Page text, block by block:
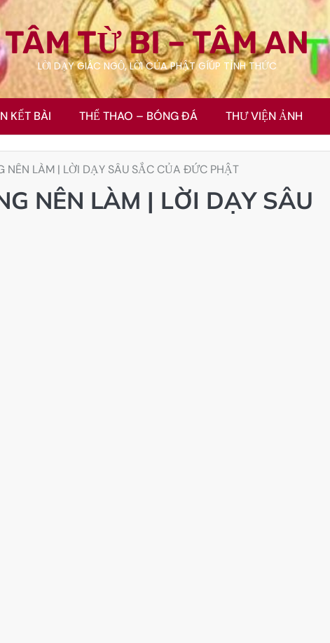
TÂM TỪ BI – TÂM AN
LỜI DẠY GIÁC NGỘ, LỜI CỦA PHẬT GÍÚP TỈNH THỨC
KẾT BÀI THỂ THAO – BÓNG ĐÁ THƯ VIỆN ẢNH
NÊN LÀM | LỜI DẠY SÂU SẮC CỦA ĐỨC PHẬT
NÊN LÀM | LỜI DẠY SÂU